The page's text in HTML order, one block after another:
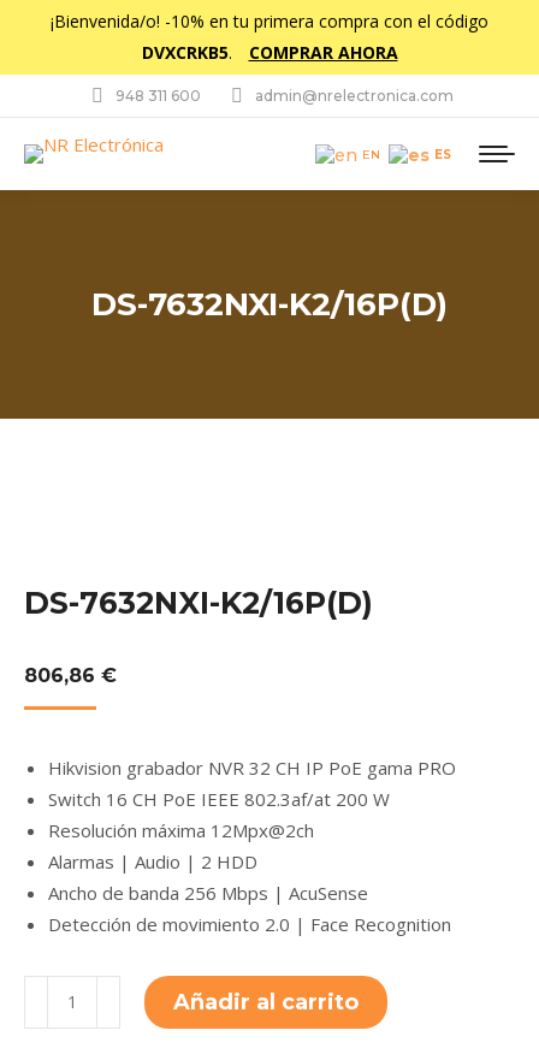
¡Bienvenida/o! -10% en tu primera compra con el código
DVXCRKB5. COMPRAR AHORA
948 311 600 admin@nrelectronica.com
EN ES
DS-7632NXI-K2/16P(D)
DS-7632NXI-K2/16P(D)
806,86 €
Hikvision grabador NVR 32 CH IP PoE gama PRO
Switch 16 CH PoE IEEE 802.3af/at 200 W
Resolución máxima 12Mpx@2ch
Alarmas | Audio | 2 HDD
Ancho de banda 256 Mbps | AcuSense
Detección de movimiento 2.0 | Face Recognition
7632NXI-
Añadir al carrito